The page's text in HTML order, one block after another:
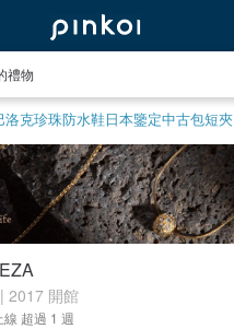
禮物
洛克珍珠防水鞋日本鑒定中古包短夾
2017 開館
線 超過 1 週